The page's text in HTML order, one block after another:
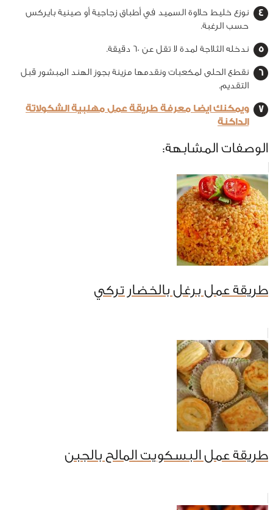
نوزع خليط حلاوة السميد في أطباق زجاجية أو صينية بايركس
حسب الرغبة.
ندخله الثلاجة لمدة لا تقل عن 60 دقيقة.
نقطع الحلى لمكعبات ونقدمها مزينة بجوز الهند المبشور قبل
التقديم.
ويمكنك ايضا معرفة طريقة عمل مهلبية الشكولاتة
الداكنة
الوصفات المشابهة:
طريقة عمل برغل بالخضار تركي
طريقة عمل البسكويت المالح بالجبن